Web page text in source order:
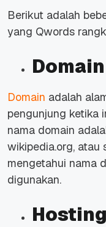
Berikut adalah
yang Qwords
Domain
Domain adalah
pengunjung ketika
nama domain
wikipedia.org, atau
mengetahui nama
digunakan.
Hosting